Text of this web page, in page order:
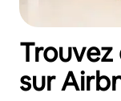
sur